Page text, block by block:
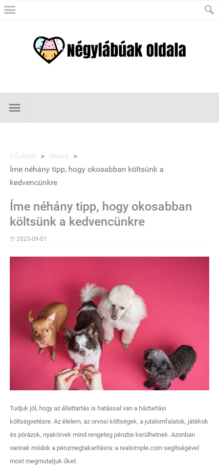
Főoldal > News
>
Íme néhány tipp, hogy okosabban költsünk a
kedvencünkre
Íme néhány tipp, hogy okosabban
költsünk a kedvencünkre
2023-09-01
Tudjuk jól, hogy az állattartás is hatással van a háztartási
költségvetésre. Az élelem, az orvosi költségek, a jutalomfalatok, játékok
és pórázok, nyakörvek mind rengeteg pénzbe kerülhetnek. Azonban
vannak módok a pénzmegtakarításra: a realsimple.com segítségével
most megmutatjuk őket.